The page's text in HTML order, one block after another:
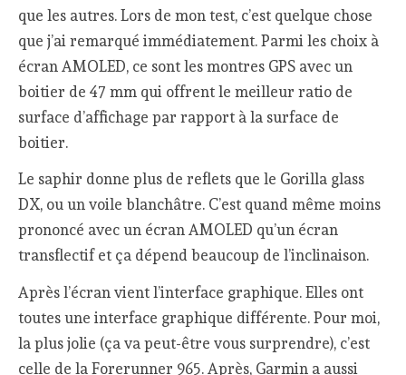
que les autres. Lors de mon test, c’est quelque chose
que j’ai remarqué immédiatement. Parmi les choix à
écran AMOLED, ce sont les montres GPS avec un
boitier de 47 mm qui offrent le meilleur ratio de
surface d’affichage par rapport à la surface de
boitier.
Le saphir donne plus de reflets que le Gorilla glass
DX, ou un voile blanchâtre. C’est quand même moins
prononcé avec un écran AMOLED qu’un écran
transflectif et ça dépend beaucoup de l’inclinaison.
Après l’écran vient l’interface graphique. Elles ont
toutes une interface graphique différente. Pour moi,
la plus jolie (ça va peut-être vous surprendre), c’est
celle de la Forerunner 965. Après, Garmin a aussi